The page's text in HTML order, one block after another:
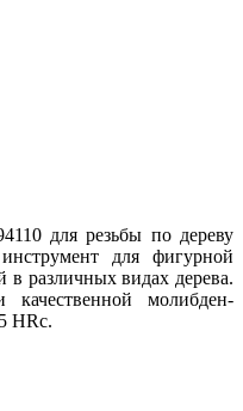
для резьбы по дереву
для фигурной
в различных видах дерева.
молибден-
НRс.